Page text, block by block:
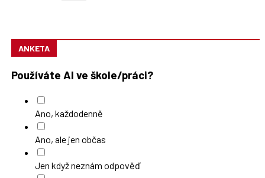
ANKETA
Používáte AI ve škole/práci?
Ano, každodenně
Ano, ale jen občas
Jen když neznám odpověď